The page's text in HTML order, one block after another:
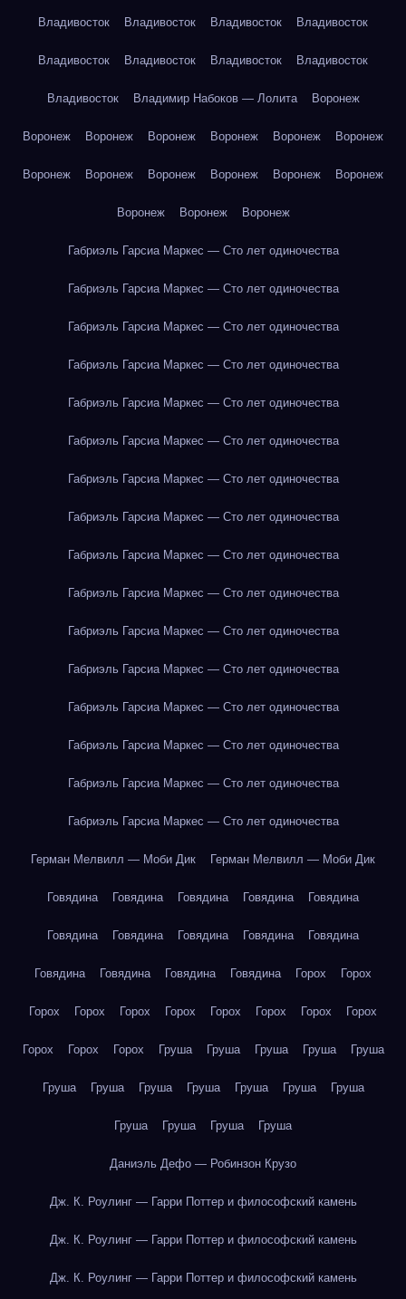
Владивосток Владивосток Владивосток Владивосток
Владивосток Владивосток Владивосток Владивосток
Владивосток Владимир Набоков — Лолита Воронеж
Воронеж Воронеж Воронеж Воронеж Воронеж Воронеж
Воронеж Воронеж Воронеж Воронеж Воронеж Воронеж
Воронеж Воронеж Воронеж
Габриэль Гарсиа Маркес — Сто лет одиночества
Габриэль Гарсиа Маркес — Сто лет одиночества
Габриэль Гарсиа Маркес — Сто лет одиночества
Габриэль Гарсиа Маркес — Сто лет одиночества
Габриэль Гарсиа Маркес — Сто лет одиночества
Габриэль Гарсиа Маркес — Сто лет одиночества
Габриэль Гарсиа Маркес — Сто лет одиночества
Габриэль Гарсиа Маркес — Сто лет одиночества
Габриэль Гарсиа Маркес — Сто лет одиночества
Габриэль Гарсиа Маркес — Сто лет одиночества
Габриэль Гарсиа Маркес — Сто лет одиночества
Габриэль Гарсиа Маркес — Сто лет одиночества
Габриэль Гарсиа Маркес — Сто лет одиночества
Габриэль Гарсиа Маркес — Сто лет одиночества
Габриэль Гарсиа Маркес — Сто лет одиночества
Габриэль Гарсиа Маркес — Сто лет одиночества
Герман Мелвилл — Моби Дик Герман Мелвилл — Моби Дик
Говядина Говядина Говядина Говядина Говядина
Говядина Говядина Говядина Говядина Говядина
Говядина Говядина Говядина Говядина Горох Горох
Горох Горох Горох Горох Горох Горох Горох Горох
Горох Горох Горох Груша Груша Груша Груша Груша
Груша Груша Груша Груша Груша Груша Груша
Груша Груша Груша Груша
Даниэль Дефо — Робинзон Крузо
Дж. К. Роулинг — Гарри Поттер и философский камень
Дж. К. Роулинг — Гарри Поттер и философский камень
Дж. К. Роулинг — Гарри Поттер и философский камень